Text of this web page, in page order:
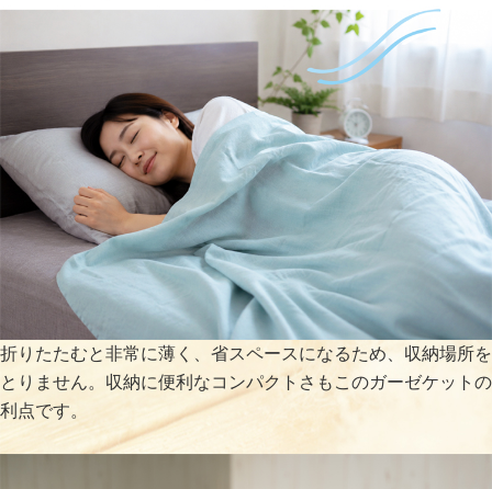
折りたたむと非常に薄く、省スペースになるため、収納場所を
とりません。収納に便利なコンパクトさもこのガーゼケットの
利点です。